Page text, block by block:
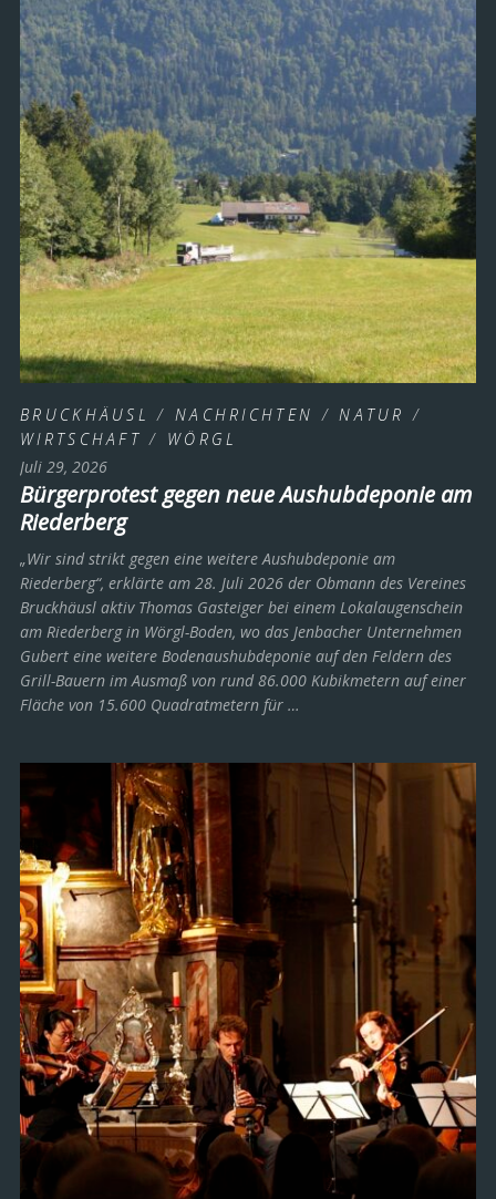
BRUCKHÄUSL / NACHRICHTEN /NATUR /
WIRTSCHAFT / WÖRGL
Juli 29, 2026
Bürgerprotest gegen neue Aushubdeponie am
Riederberg
„Wir sind strikt gegen eine weitere Aushubdeponie am
Riederberg“, erklärte am 28. Juli 2026 der Obmann des Vereines
Bruckhäusl aktiv Thomas Gasteiger bei einem Lokalaugenschein
am Riederberg in Wörgl-Boden, wo das Jenbacher Unternehmen
Gubert eine weitere Bodenaushubdeponie auf den Feldern des
Grill-Bauern im Ausmaß von rund 86.000 Kubikmetern auf einer
Fläche von 15.600 Quadratmetern für …